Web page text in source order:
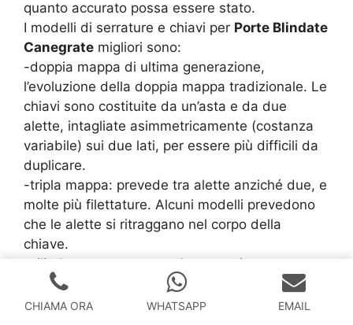
quanto accurato possa essere stato.
I modelli di serrature e chiavi per Porte Blindate
Canegrate migliori sono:
-doppia mappa di ultima generazione,
l’evoluzione della doppia mappa tradizionale. Le
chiavi sono costituite da un’asta e da due
alette, intagliate asimmetricamente (costanza
variabile) sui due lati, per essere più difficili da
duplicare.
-tripla mappa: prevede tra alette anziché due, e
molte più filettature. Alcuni modelli prevedono
che le alette si ritraggano nel corpo della
chiave.
-cilindro europeo: va scelta tassativamente tra
modelli di nuova generazione, su cui può essere
installato il defender (o sistema antishock).
CHIAMA ORA WHATSAPP EMAIL